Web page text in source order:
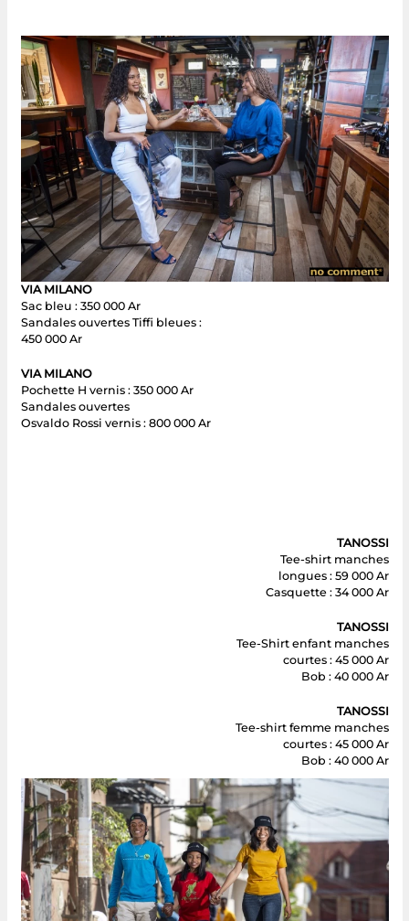
VIA MILANO
Sac bleu : 350 000 Ar
Sandales ouvertes Tiffi bleues :
450 000 Ar
VIA MILANO
Pochette H vernis : 350 000 Ar
Sandales ouvertes
Osvaldo Rossi vernis : 800 000 Ar
TANOSSI
Tee-shirt manches
longues : 59 000 Ar
Casquette : 34 000 Ar
TANOSSI
Tee-Shirt enfant manches
courtes : 45 000 Ar
Bob : 40 000 Ar
TANOSSI
Tee-shirt femme manches
courtes : 45 000 Ar
Bob : 40 000 Ar